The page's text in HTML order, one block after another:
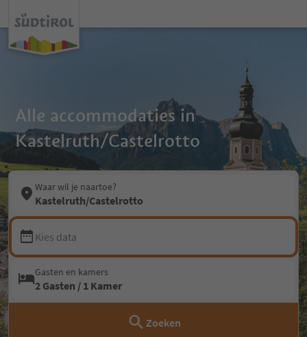
Alle accommodaties in
Kastelruth/Castelrotto
Waar wil je naartoe?
Kastelruth/Castelrotto
Kies data
Gasten en kamers
2 Gasten / 1 Kamer
Zoeken